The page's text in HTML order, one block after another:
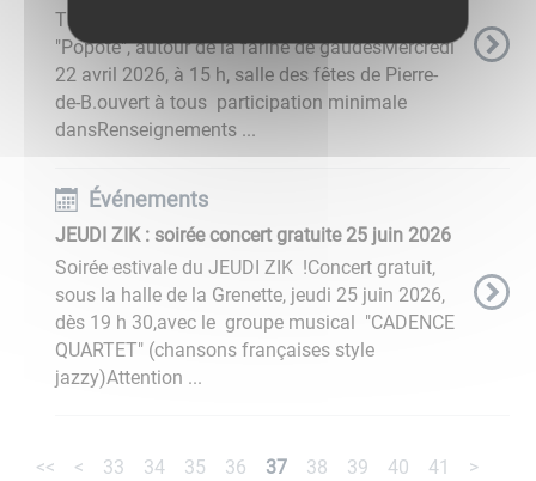
Tiers Lieu vous propose les rendez-vous
"Popote", autour de la farine de gaudesMercredi
22 avril 2026, à 15 h, salle des fêtes de Pierre-
de-B.ouvert à tous participation minimale
dansRenseignements ...
Événements
JEUDI ZIK : soirée concert gratuite 25 juin 2026
Soirée estivale du JEUDI ZIK !Concert gratuit,
sous la halle de la Grenette, jeudi 25 juin 2026,
dès 19 h 30,avec le groupe musical "CADENCE
QUARTET" (chansons françaises style
jazzy)Attention ...
<< < 33 34 35 36 37 38 39 40 41
>